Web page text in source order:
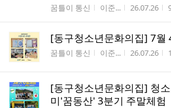
게시판명
꿈틀이 통신 작성자
이준... 작성시간
26.07.26
[동구청소년문화의집] 7월
게시판명
꿈틀이 통신 작성자
이준... 작성시간
26.07.26
[동구청소년문화의집] 청
미'꿈동산' 3분기 주말체험